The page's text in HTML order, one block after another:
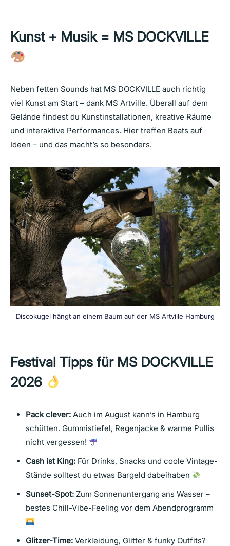
Kunst + Musik = MS DOCKVILLE
Neben fetten Sounds hat MS DOCKVILLE auch richtig
viel Kunst am Start – dank MS Artville. Überall auf dem
Gelände findest du Kunstinstallationen, kreative Räume
und interaktive Performances. Hier treffen Beats auf
Ideen – und das macht’s so besonders.
Discokugel hängt an einem Baum auf der MS Artville Hamburg
Festival Tipps für MS DOCKVILLE
2026
Pack clever: Auch im August kann’s in Hamburg
schütten. Gummistiefel, Regenjacke & warme Pullis
nicht vergessen!
Cash ist King: Für Drinks, Snacks und coole Vintage-
Stände solltest du etwas Bargeld dabeihaben
Sunset-Spot: Zum Sonnenuntergang ans Wasser –
bestes Chill-Vibe-Feeling vor dem Abendprogramm
Glitzer-Time: Verkleidung, Glitter & funky Outfits?